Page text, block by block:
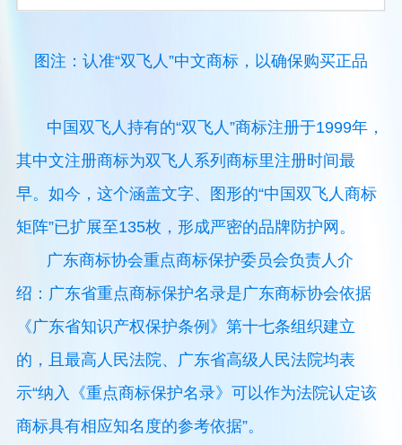
图注：认准“双飞人”中文商标，以确保购买正品
中国双飞人持有的“双飞人”商标注册于1999年，
其中文注册商标为双飞人系列商标里注册时间最
早。如今，这个涵盖文字、图形的“中国双飞人商标
矩阵”已扩展至135枚，形成严密的品牌防护网。
广东商标协会重点商标保护委员会负责人介
绍：广东省重点商标保护名录是广东商标协会依据
《广东省知识产权保护条例》第十七条组织建立
的，且最高人民法院、广东省高级人民法院均表
示“纳入《重点商标保护名录》可以作为法院认定该
商标具有相应知名度的参考依据”。